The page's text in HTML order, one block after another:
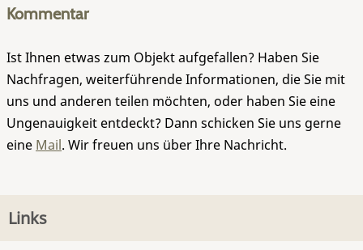
Kommentar
Ist Ihnen etwas zum Objekt aufgefallen? Haben Sie
Nachfragen, weiterführende Informationen, die Sie mit
uns und anderen teilen möchten, oder haben Sie eine
Ungenauigkeit entdeckt? Dann schicken Sie uns gerne
eine Mail. Wir freuen uns über Ihre Nachricht.
Links